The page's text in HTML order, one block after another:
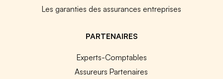
Les garanties des assurances entreprises
PARTENAIRES
Experts-Comptables
Assureurs Partenaires